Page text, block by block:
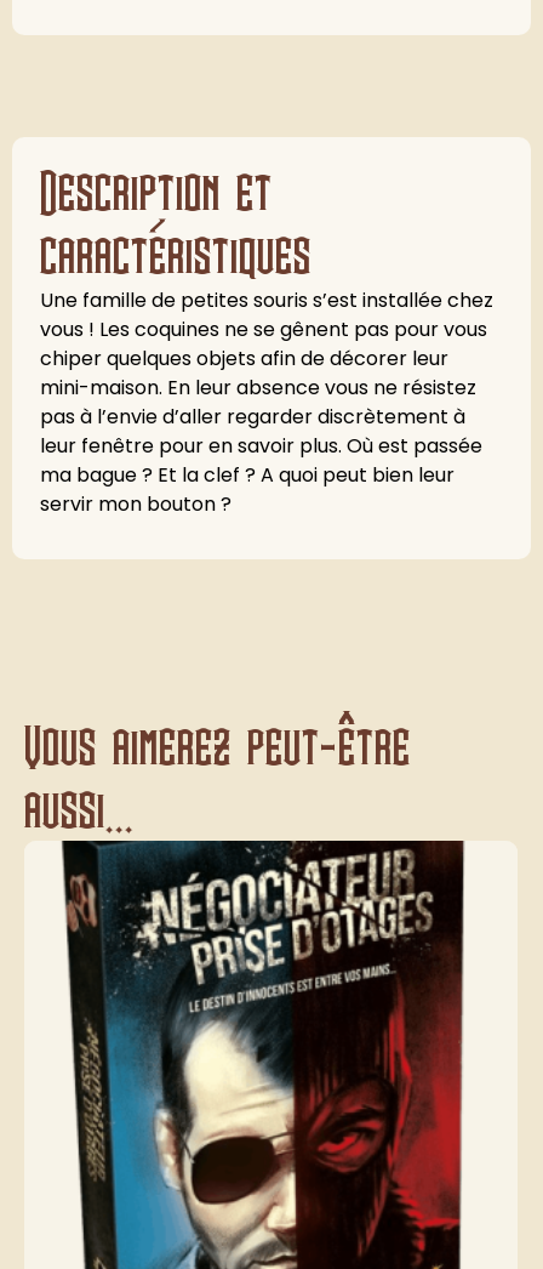
Description et
caractéristiques
Une famille de petites souris s’est installée chez
vous ! Les coquines ne se gênent pas pour vous
chiper quelques objets afin de décorer leur
mini-maison. En leur absence vous ne résistez
pas à l’envie d’aller regarder discrètement à
leur fenêtre pour en savoir plus. Où est passée
ma bague ? Et la clef ? A quoi peut bien leur
servir mon bouton ?
Vous aimerez peut-être
aussi...